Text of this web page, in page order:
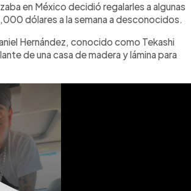
en México decidió regalarles a algunas
dólares a la semana a desconocidos.
Hernández, conocido como Tekashi
de una casa de madera y lámina para